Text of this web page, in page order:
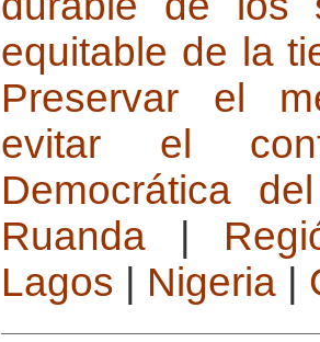
equitable de la
Preservar el
evitar el
Democrática
Ruanda
Lagos
Nigeria